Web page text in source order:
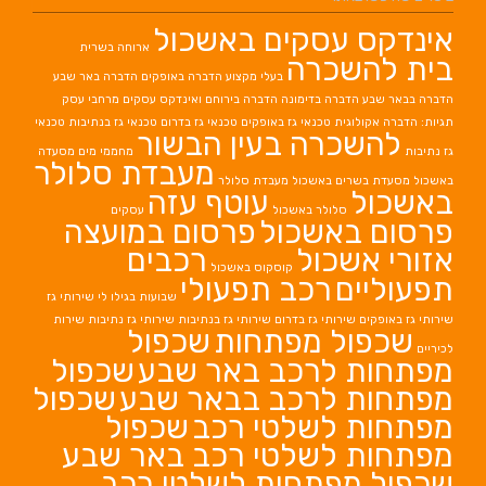
אינדקס עסקים באשכול ארוחה בשרית
בית להשכרה בעלי מקצוע הדברה באופקים הדברה באר שבע
הדברה בבאר שבע הדברה בדימונה הדברה בירוחם ואינדקס עסקים מרחבי עסק
תגיות: הדברה אקולוגית טכנאי גז באופקים טכנאי גז בדרום טכנאי גז בנתיבות טכנאי
גז נתיבות להשכרה בעין הבשור מחממי מים מסעדה
באשכול מסעדת בשרים באשכול מעבדת סלולר מעבדת סלולר
באשכול סלולר באשכול עוטף עזה עסקים
פרסום באשכול פרסום במועצה
אזורי אשכול קוסקוס באשכול רכבים
תפעוליים רכב תפעולי שבועות בגילו לי שירותי גז
שירותי גז באופקים שירותי גז בדרום שירותי גז בנתיבות שירותי גז נתיבות שירות
לכיריים שכפול מפתחות שכפול
מפתחות לרכב באר שבעשכפול
מפתחות לרכב בבאר שבעשכפול
מפתחות לשלטי רכב שכפול
מפתחות לשלטי רכב באר שבע